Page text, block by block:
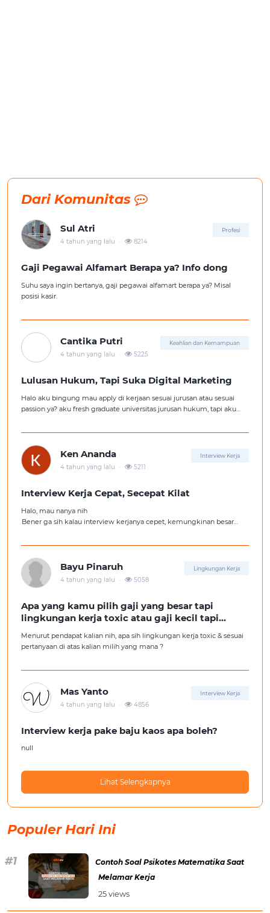
Dari Komunitas
Sul Atri Profesi
4 tahun yang lalu . 8214
Gaji Pegawai Alfamart Berapa ya? Info dong
Suhu saya ingin bertanya, gaji pegawai alfamart berapa ya? Misal
posisi kasir.
Cantika Putri Keahlian dan Kemampuan
4 tahun yang lalu . 5225
Lulusan Hukum, Tapi Suka Digital Marketing
Halo aku bingung mau apply di kerjaan sesuai jurusan atau sesuai
passion ya? aku fresh graduate universitas jurusan hukum, tapi aku
aku ambil kerjaan sesuai jurusan.
Ken Ananda Interview Kerja
4 tahun yang lalu . 5211
Interview Kerja Cepat, Secepat Kilat
Halo, mau nanya nih
Bener ga sih kalau interview kerjanya cepet, kemungkinan besar
Tolong pencerahannya dong kakak-kakak semua, soalnya aku fresh
Bayu Pinaruh Lingkungan Kerja
4 tahun yang lalu . 5058
Apa yang kamu pilih gaji yang besar tapi
lingkungan kerja toxic atau gaji kecil tapi
Menurut pendapat kalian nih, apa sih lingkungan kerja toxic & sesuai
pertanyaan di atas kalian milih yang mana ?
Mas Yanto Interview Kerja
4 tahun yang lalu . 4856
Interview kerja pake baju kaos apa boleh?
null
Lihat Selengkapnya
Populer Hari Ini
Contoh Soal Psikotes Matematika Saat
Melamar Kerja
25 views